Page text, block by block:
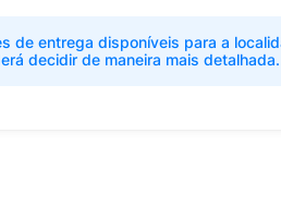
de entrega disponíveis para a
decidir de maneira mais detalhada.